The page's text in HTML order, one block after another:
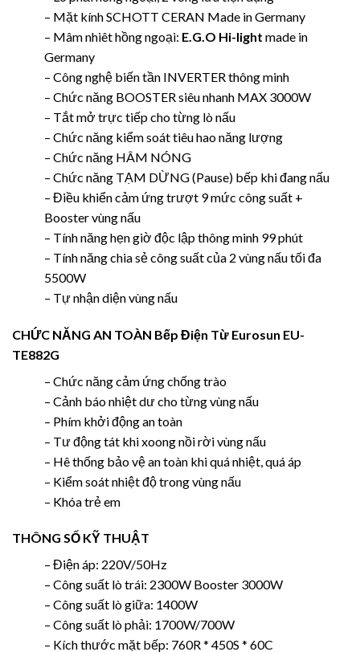
– Mặt kính SCHOTT CERAN Made in Germany
– Mâm nhiêt hồng ngoại: E.G.O Hi-light made in
Germany
– Công nghệ biến tần INVERTER thông minh
– Chức năng BOOSTER siêu nhanh MAX 3000W
– Tắt mở trực tiếp cho từng lò nấu
– Chức năng kiểm soát tiêu hao năng lượng
– Chức năng HÂM NÓNG
– Chức năng TẠM DỪNG (Pause) bếp khi đang nấu
– Điều khiển cảm ứng trượt 9 mức công suất +
Booster vùng nấu
– Tính năng hẹn giờ độc lập thông minh 99 phút
– Tính năng chia sẻ công suất của 2 vùng nấu tối đa
5500W
– Tự nhận diện vùng nấu
CHỨC NĂNG AN TOÀN Bếp Điện Từ Eurosun EU-
TE882G
– Chức năng cảm ứng chống trào
– Cảnh báo nhiệt dư cho từng vùng nấu
– Phím khởi động an toàn
– Tư động tát khi xoong nồi rời vùng nấu
– Hê thống bảo vệ an toàn khi quá nhiệt, quá áp
– Kiểm soát nhiệt độ trong vùng nấu
– Khóa trẻ em
THÔNG SỐ KỸ THUẬT
– Điện áp: 220V/50Hz
– Công suất lò trái: 2300W Booster 3000W
– Công suất lò giữa: 1400W
– Công suất lò phải: 1700W/700W
– Kích thước mặt bếp: 760R * 450S * 60C